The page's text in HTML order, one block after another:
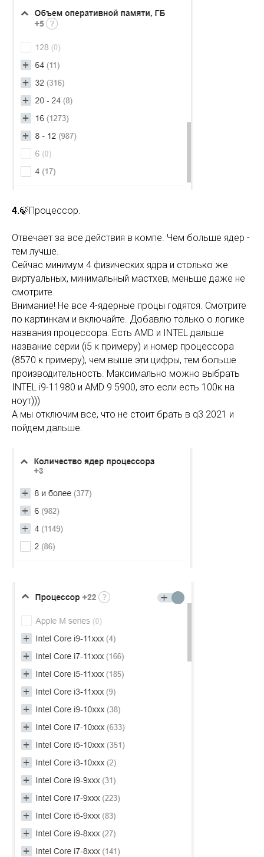
4.🍃Процессор.
Отвечает за все действия в компе. Чем больше ядер -
тем лучше.
Сейчас минимум 4 физических ядра и столько же
виртуальных, минимальный мастхев, меньше даже не
смотрите.
Внимание! Не все 4-ядерные процы годятся. Смотрите
по картинкам и включайте. Добавлю только о логике
названия процессора. Есть AMD и INTEL дальше
название серии (i5 к примеру) и номер процессора
(8570 к примеру), чем выше эти цифры, тем больше
производительность. Максимально можно выбрать
INTEL i9-11980 и AMD 9 5900, это если есть 100к на
ноут)))
А мы отключим все, что не стоит брать в q3 2021 и
пойдем дальше.